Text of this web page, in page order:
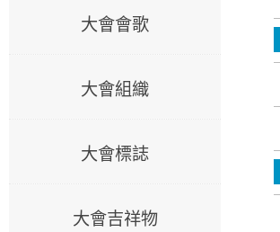
大會會歌
大會組織
大會標誌
大會吉祥物